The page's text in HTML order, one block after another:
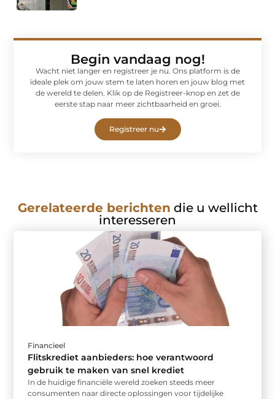
Begin vandaag nog!
Wacht niet langer en registreer je nu. Ons platform is de
ideale plek om jouw stem te laten horen en jouw blog met
de wereld te delen. Klik op de Registreer-knop en zet de
eerste stap naar meer zichtbaarheid en groei.
Registreer nu
Gerelateerde berichten die u wellicht
interesseren
Financieel
Flitskrediet aanbieders: hoe verantwoord
gebruik te maken van snel krediet
In de huidige financiële wereld zoeken steeds meer
consumenten naar directe oplossingen voor tijdelijke